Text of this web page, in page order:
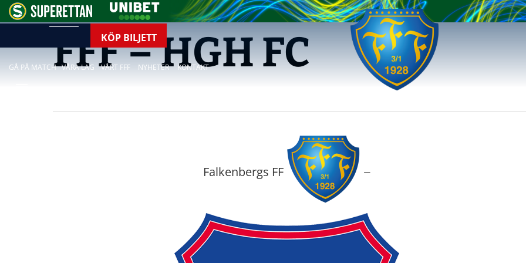
KÖP BILJETT
GÅ PÅ MATCH VÅRA LAG VÅRT FFF NYHETER KONTAKT
FFF – HGH FC
Falkenbergs FF —